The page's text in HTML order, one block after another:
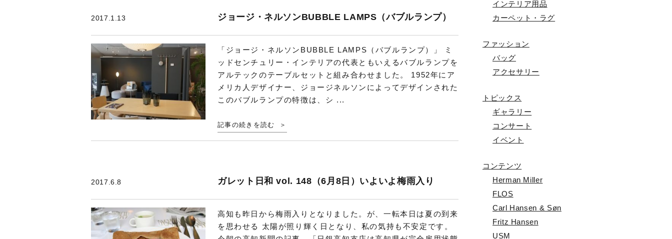
2017.1.13 ジョージ・ネルソンBUBBLE LAMPS（バブルランプ）
「ジョージ・ネルソンBUBBLE LAMPS（バブルランプ）」 ミ
ッドセンチュリー・インテリアの代表ともいえるバブルランプを
アルテックのテーブルセットと組み合わせました。 1952年にア
メリカ人デザイナー、ジョージネルソンによってデザインされた
このバブルランプの特徴は、シ ...
記事の続きを読む
2017.6.8 ガレット日和 vol. 148（6月8日）いよいよ梅雨入り
高知も昨日から梅雨入りとなりました。が、一転本日は夏の到来
を思わせる 太陽が照り輝く日となり、私の気持も不安定です。
インテリア用品
カーペット・ラグ
ファッション
バッグ
アクセサリー
トピックス
ギャラリー
コンサート
イベント
コンテンツ
Herman Miller
FLOS
Carl Hansen & Søn
Fritz Hansen
USM